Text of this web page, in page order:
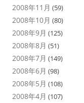
2008年11月 (59)
2008年10月 (80)
2008年9月 (125)
2008年8月 (51)
2008年7月 (149)
2008年6月 (98)
2008年5月 (108)
2008年4月 (107)